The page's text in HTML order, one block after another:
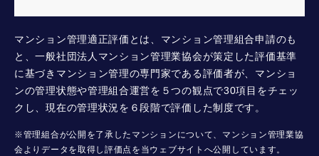
マンション管理適正評価とは、マンション管理組合申請のも
と、一般社団法人マンション管理業協会が策定した評価基準
に基づきマンション管理の専門家である評価者が、マンショ
ンの管理状態や管理組合運営を５つの観点で30項目をチェッ
クし、現在の管理状況を６段階で評価した制度です。
※管理組合が公開を了承したマンションについて、マンション管理業協
会よりデータを取得し評価点を当ウェブサイトへ公開しています。